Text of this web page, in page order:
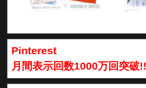
Pinterest
月間表示回数1000万回突破!!